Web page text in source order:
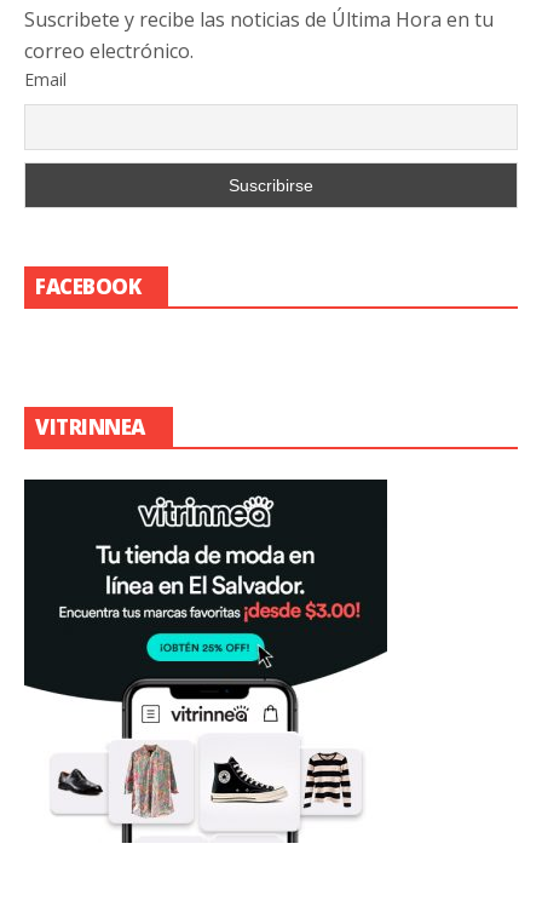
Suscribete y recibe las noticias de Última Hora en tu
correo electrónico.
Email
FACEBOOK
VITRINNEA